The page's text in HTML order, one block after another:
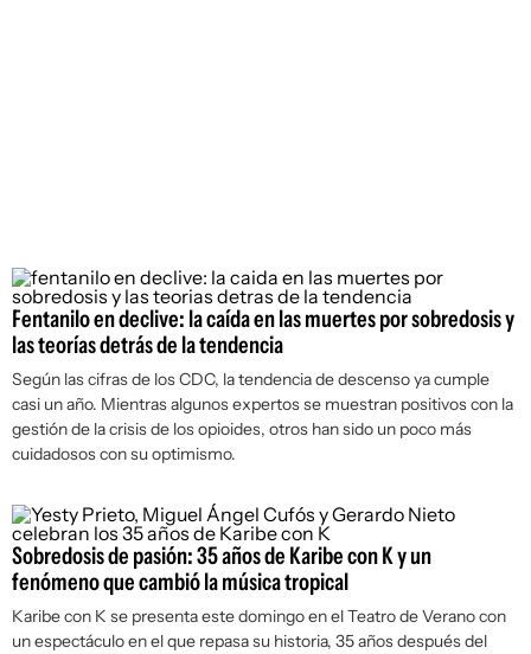
Fentanilo en declive: la caída en las muertes por sobredosis y
las teorías detrás de la tendencia
Según las cifras de los CDC, la tendencia de descenso ya cumple
casi un año. Mientras algunos expertos se muestran positivos con la
gestión de la crisis de los opioides, otros han sido un poco más
cuidadosos con su optimismo.
Sobredosis de pasión: 35 años de Karibe con K y un
fenómeno que cambió la música tropical
Karibe con K se presenta este domingo en el Teatro de Verano con
un espectáculo en el que repasa su historia, 35 años después del